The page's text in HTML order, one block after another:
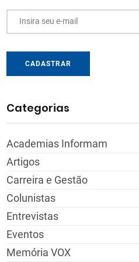
Insira seu e-mail
CADASTRAR
Categorias
Academias Informam
Artigos
Carreira e Gestão
Colunistas
Entrevistas
Eventos
Memória VOX